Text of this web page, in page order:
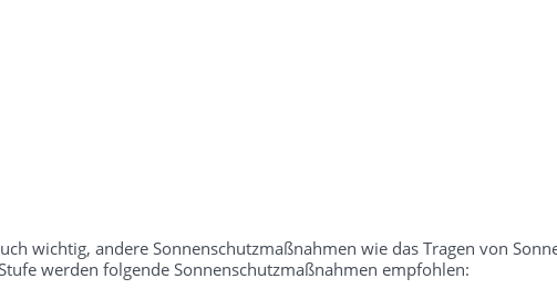
wichtig, andere Sonnenschutzmaßnahmen wie das Tragen von
werden folgende Sonnenschutzmaßnahmen empfohlen: